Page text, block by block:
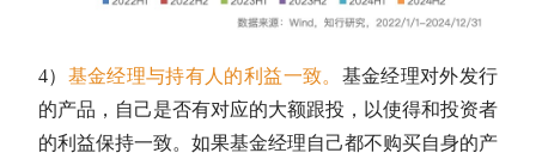
4） 基金经理与持有人的利益一致。 基金经理对外发行
的产品，自己是否有对应的大额跟投，以使得和投资者
的利益保持一致。如果基金经理自己都不购买自身的产